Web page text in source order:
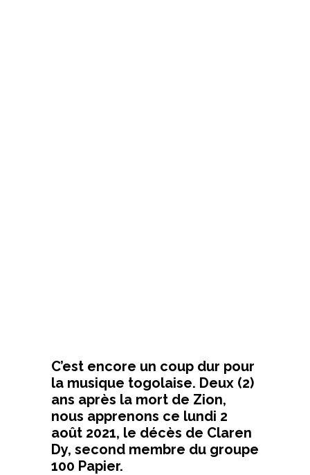
C’est encore un coup dur pour
la musique togolaise. Deux (2)
ans après la mort de Zion,
nous apprenons ce lundi 2
août 2021, le décès de Claren
Dy, second membre du groupe
100 Papier.